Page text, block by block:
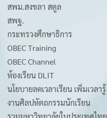
สพม.สงขลา สตูล
สพฐ.
กระทรวงศึกษาธิการ
OBEC Training
OBEC Channel
ห้องเรียน DLIT
นโยบายลดเวลาเรียน เพิ่มเวลารู้
งานศิลปหัตถกรรมนักเรียน